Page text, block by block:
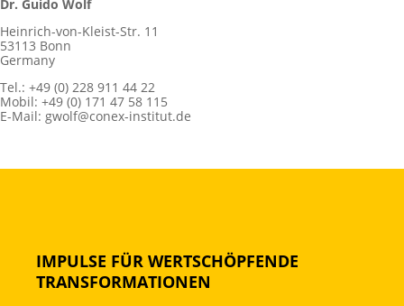
Dr. Guido Wolf
Heinrich-von-Kleist-Str. 11
53113 Bonn
Germany
Tel.: +49 (0) 228 911 44 22
Mobil: +49 (0) 171 47 58 115
E-Mail: gwolf@conex-institut.de
IMPULSE FÜR WERTSCHÖPFENDE
TRANSFORMATIONEN